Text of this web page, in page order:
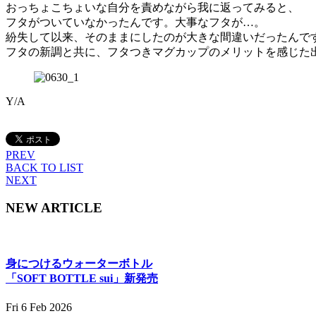
おっちょこちょいな自分を責めながら我に返ってみると、
フタがついていなかったんです。大事なフタが…。
紛失して以来、そのままにしたのが大きな間違いだったんで
フタの新調と共に、フタつきマグカップのメリットを感じた
Y/A
PREV
BACK TO LIST
NEXT
NEW ARTICLE
身につけるウォーターボトル
「SOFT BOTTLE sui」新発売
Fri 6 Feb 2026